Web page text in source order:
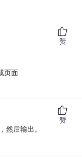
页面
赞
然后输出。
赞